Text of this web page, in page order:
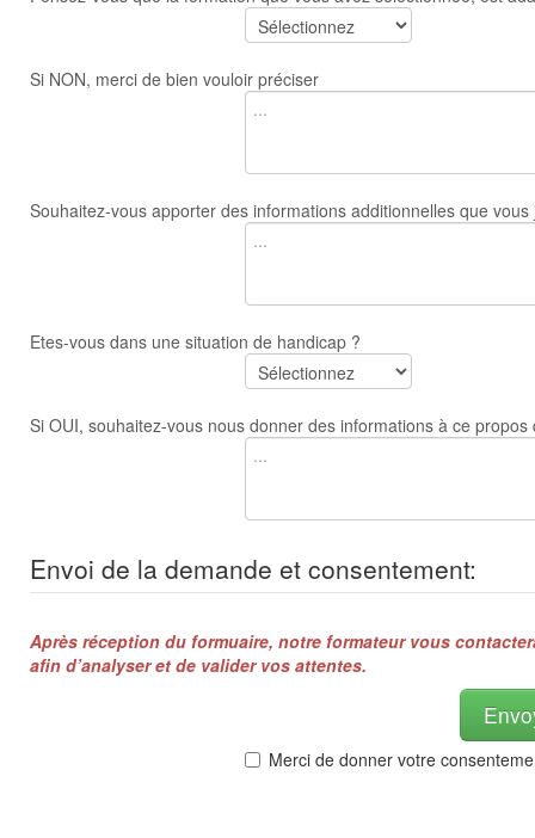
Si NON, merci de bien vouloir préciser
Souhaitez-vous apporter des informations additionnelles que
Etes-vous dans une situation de handicap ?
Si OUI, souhaitez-vous nous donner des informations à ce
Envoi de la demande et consentement:
Après réception du formuaire, notre formateur vous
afin d’analyser et de valider vos attentes.
Merci de donner votre